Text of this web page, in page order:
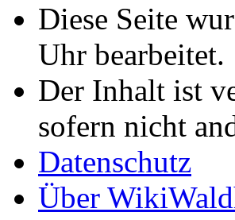
Diese Seite
Uhr bearbeitet.
Der Inhalt ist
sofern nicht
Datenschutz
Über